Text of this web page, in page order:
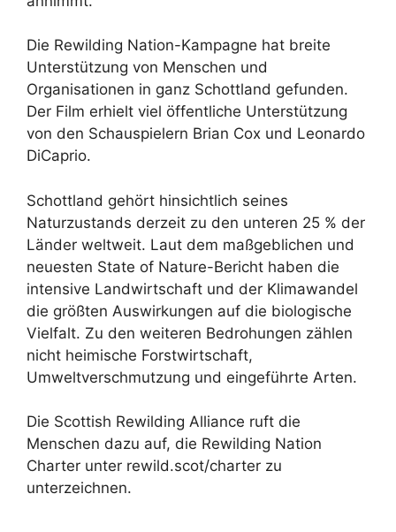
Die Rewilding Nation-Kampagne hat breite
Unterstützung von Menschen und
Organisationen in ganz Schottland gefunden.
Der Film erhielt viel öffentliche Unterstützung
von den Schauspielern Brian Cox und Leonardo
DiCaprio.
Schottland gehört hinsichtlich seines
Naturzustands derzeit zu den unteren 25 % der
Länder weltweit. Laut dem maßgeblichen und
neuesten State of Nature-Bericht haben die
intensive Landwirtschaft und der Klimawandel
die größten Auswirkungen auf die biologische
Vielfalt. Zu den weiteren Bedrohungen zählen
nicht heimische Forstwirtschaft,
Umweltverschmutzung und eingeführte Arten.
Die Scottish Rewilding Alliance ruft die
Menschen dazu auf, die Rewilding Nation
Charter unter rewild.scot/charter zu
unterzeichnen.